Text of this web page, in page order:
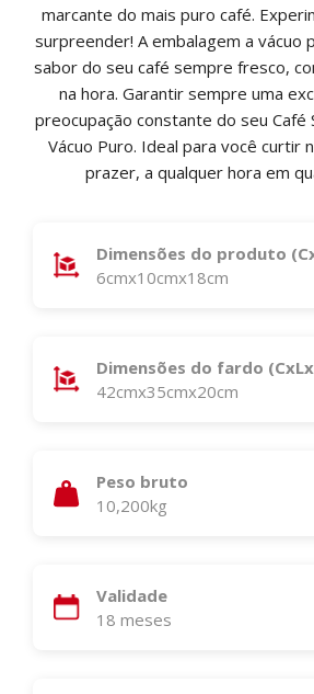
marcante do mais puro café.
surpreender! A embalagem a vácuo
sabor do seu café sempre fresco,
na hora. Garantir sempre uma
preocupação constante do seu Café
Vácuo Puro. Ideal para você curtir
prazer, a qualquer hora em
Dimensões do produto
6cmx10cmx18cm
Dimensões do fardo
42cmx35cmx20cm
Peso bruto
10,200kg
Validade
18 meses